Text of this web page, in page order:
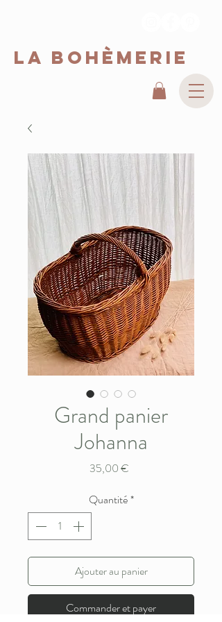
La Bohèmerie
Grand panier
Johanna
35,00 €
Quantité*
Ajouter au panier
Commander et payer